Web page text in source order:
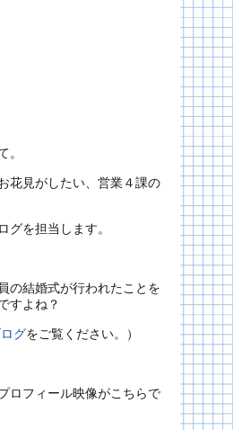
。
花見がしたい、営業４課の
グを担当します。
の結婚式が行われたことを
すよね？
グをご覧ください。）
ロフィール映像がこちらで